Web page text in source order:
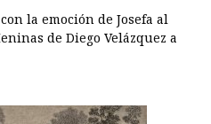
la emoción de Josefa al
de Diego Velázquez a